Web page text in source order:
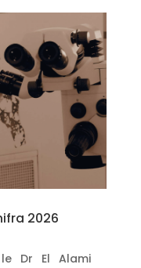
2026
Dr El Alami